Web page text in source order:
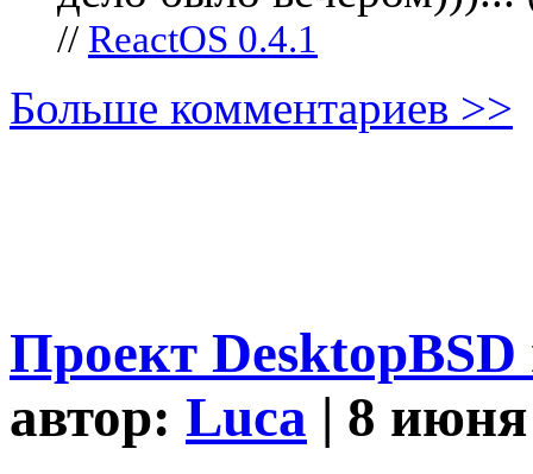
// ReactOS 0.4.1
Больше комментариев >>
Проект
автор: Luca | 8